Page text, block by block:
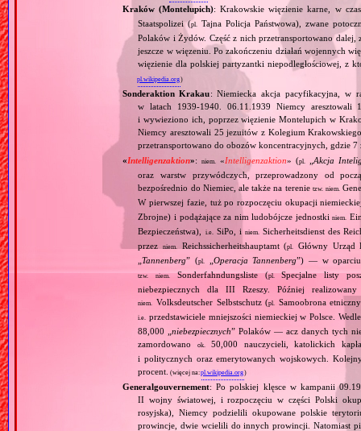
Kraków (Montelupich): Krakowskie więzienie karne, w
Staatspolizei (pl. Tajna Policja Państwowa), zwane
Polaków i Żydów. Część z nich przetransportowano dalej,
jeszcze w więzeniu. Po zakończeniu działań wojennych
więzienie dla polskiej partyzantki niepodległościowej, z
pl.wikipedia.org)
Sonderaktion Krakau: Niemiecka akcja pacyfikacyjna, w
w latach 1939‐1940. 06.11.1939 Niemcy aresztowali
i wywieziono ich, poprzez więzienie Montelupich w
Niemcy aresztowali 25 jezuitów z Kolegium
przetransportowano do obozów koncentracyjnych, gdzie 7
«Intelligenzaktion»: niem. «Intelligenzaktion» (pl. „Akcja
oraz warstw przywódczych, przeprowadzony od
bezpośrednio do Niemiec, ale także na terenie tzw. niem.
W pierwszej fazie, tuż po rozpoczęciu okupacji
Zbrojne) i podążające za nim ludobójcze jednostkiniem.
Bezpieczeństwa),
i.e. SiPo, i niem. Sicherheitsdienst des
przezniem. Reichssicherheitshauptamt (pl.
Główny Urząd
„Tannenberg” (pl. Operacja Tannenberg”) — w oparciu
tzw. niem.Sonderfahndungsliste (pl.Specjalne listy
niebezpiecznych dla III Rzeszy. Później
niem. Volksdeutscher Selbstschutz (pl. Samoobrona
i.e. przedstawiciele mniejszości niemieckiej w Polsce.
88,000 „niebezpiecznych” Polaków — acz danych tych
zamordowano
ok.
50,000 nauczycieli, katolickich
i politycznych oraz emerytowanych wojskowych.
procent. (więcej na:pl.wikipedia.org)
Generalgouvernement: Po polskiej klęsce w kampanii
II wojny światowej, i rozpoczęciu w części Polski
rosyjska), Niemcy podzielili okupowane polskie
prowincje, dwie wcielili do innych prowincji. Natomiast